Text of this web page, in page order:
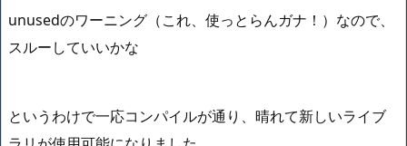
unusedのワーニング（これ、使っとらんガナ！）なので、
スルーしていいかな
というわけで一応コンパイルが通り、晴れて新しいライブ